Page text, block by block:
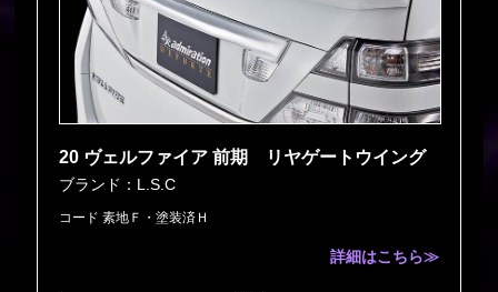
20 ヴェルファイア 前期 リヤゲートウイング
ブランド：L.S.C
コード 素地Ｆ・塗装済Ｈ
詳細はこちら≫